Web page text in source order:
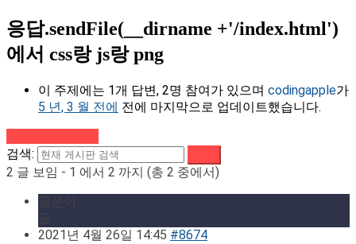
응답.sendFile(__dirname +'/index.html')
에서 css랑 js랑 png
이 주제에는 1개 답변, 2명 참여가 있으며 codingapple가
5 년, 3 월 전에 전에 마지막으로 업데이트했습니다.
검색:
2 글 보임 - 1 에서 2 까지 (총 2 중에서)
2021년 4월 26일 14:45 #8674